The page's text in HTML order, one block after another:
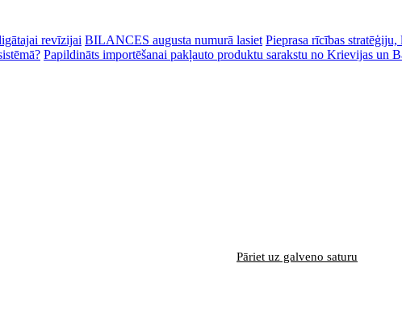
revīzijai BILANCES augusta numurā lasiet Pieprasa rīcības
Papildināts importēšanai pakļauto produktu sarakstu no Krievijas un
Pāriet uz galveno saturu